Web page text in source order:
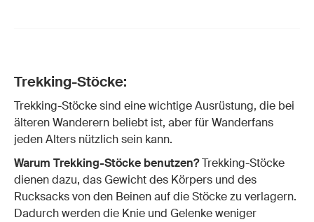
Trekking-Stöcke:
Trekking-Stöcke sind eine wichtige Ausrüstung, die bei
älteren Wanderern beliebt ist, aber für Wanderfans
jeden Alters nützlich sein kann.
Warum Trekking-Stöcke benutzen?Trekking-Stöcke
dienen dazu, das Gewicht des Körpers und des
Rucksacks von den Beinen auf die Stöcke zu verlagern.
Dadurch werden die Knie und Gelenke weniger